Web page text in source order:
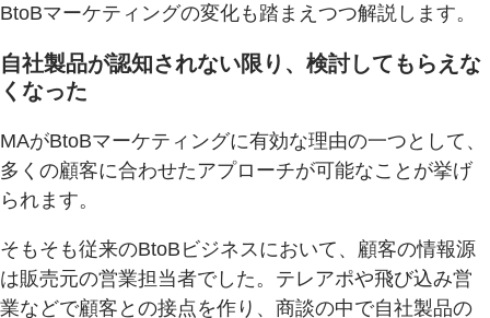
BtoBマーケティングの変化も踏まえつつ解説します。
自社製品が認知されない限り、検討してもらえな
くなった
MAがBtoBマーケティングに有効な理由の一つとして、
多くの顧客に合わせたアプローチが可能なことが挙げ
られます。
そもそも従来のBtoBビジネスにおいて、顧客の情報源
は販売元の営業担当者でした。テレアポや飛び込み営
業などで顧客との接点を作り、商談の中で自社製品の